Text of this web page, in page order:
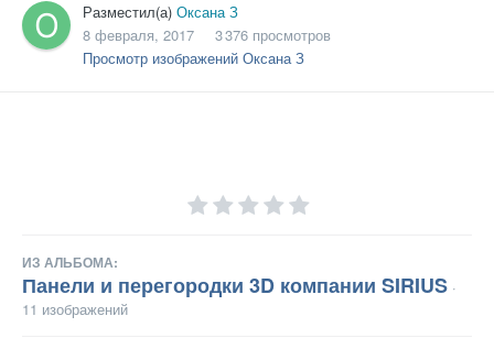
Разместил(а) Оксана З
8 февраля, 2017
3 376 просмотров
Просмотр изображений Оксана З
ИЗ АЛЬБОМА:
Панели и перегородки 3D компании SIRIUS ·
11 изображений